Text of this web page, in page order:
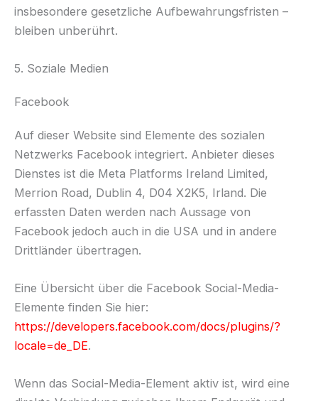
insbesondere gesetzliche Aufbewahrungsfristen –
bleiben unberührt.
5. Soziale Medien
Facebook
Auf dieser Website sind Elemente des sozialen
Netzwerks Facebook integriert. Anbieter dieses
Dienstes ist die Meta Platforms Ireland Limited,
Merrion Road, Dublin 4, D04 X2K5, Irland. Die
erfassten Daten werden nach Aussage von
Facebook jedoch auch in die USA und in andere
Drittländer übertragen.
Eine Übersicht über die Facebook Social-Media-
Elemente finden Sie hier:
https://developers.facebook.com/docs/plugins/?
locale=de_DE.
Wenn das Social-Media-Element aktiv ist, wird eine